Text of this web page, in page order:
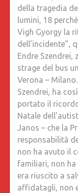
della tragedia
lumini, 18
Vigh Gyorgy la
dell’incidente”,
Endre
strage del bus
Verona – Milano.
Szendrei, ha
portato il
Natale
Janos – che la
responsabilità
non ha avuto il
familiari, non ha
era riuscito a
affidatagli, non